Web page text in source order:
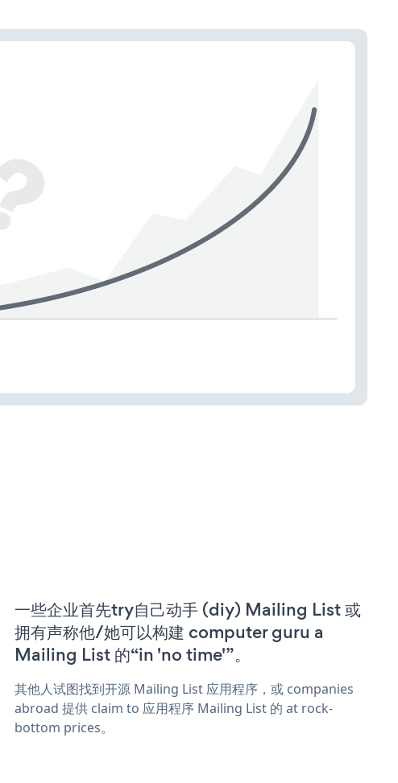
一些企业首先try自己动手 (diy) Mailing List 或
拥有声称他/她可以构建 computer guru a
Mailing List 的“in 'no time'”。
其他人试图找到开源 Mailing List 应用程序，或 companies
abroad 提供 claim to 应用程序 Mailing List 的 at rock-
bottom prices。